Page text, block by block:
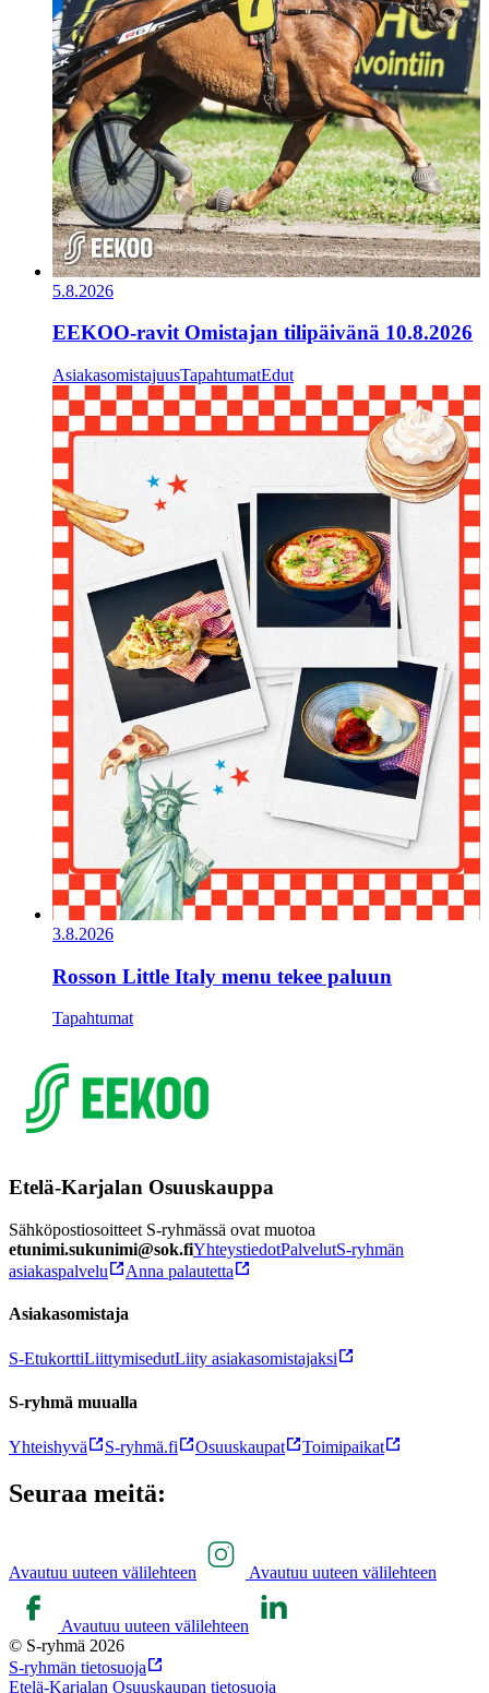
5.8.2026
EEKOO-ravit Omistajan tilipäivänä 10.8.2026
AsiakasomistajuusTapahtumatEdut
3.8.2026
Rosson Little Italy menu tekee paluun
Tapahtumat
Etelä-Karjalan Osuuskauppa
Sähköpostiosoitteet S-ryhmässä ovat muotoa
etunimi.sukunimi@sok.fiYhteystiedotPalvelutS-ryhmän
asiakaspalvelu
Anna palautetta
Asiakasomistaja
S-EtukorttiLiittymisedutLiity asiakasomistajaksi
S-ryhmä muualla
Yhteishyvä S-ryhmä.fi Osuuskaupat Toimipaikat
Seuraa meitä:
Avautuu uuteen välilehteen Avautuu uuteen välilehteen
Avautuu uuteen välilehteen
© S-ryhmä 2026
S-ryhmän tietosuoja
Etelä-Karjalan Osuuskaupan tietosuoja